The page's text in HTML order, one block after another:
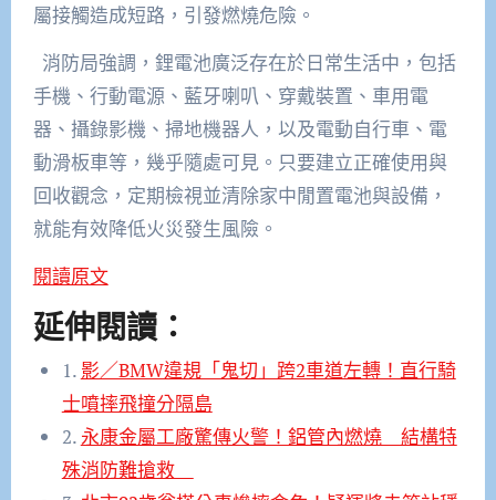
屬接觸造成短路，引發燃燒危險。
消防局強調，鋰電池廣泛存在於日常生活中，包括
手機、行動電源、藍牙喇叭、穿戴裝置、車用電
器、攝錄影機、掃地機器人，以及電動自行車、電
動滑板車等，幾乎隨處可見。只要建立正確使用與
回收觀念，定期檢視並清除家中閒置電池與設備，
就能有效降低火災發生風險。
閱讀原文
延伸閱讀：
1. 影／BMW違規「鬼切」跨2車道左轉！直行騎
士噴摔飛撞分隔島
2. 永康金屬工廠驚傳火警！鋁管內燃燒 結構特
殊消防難搶救